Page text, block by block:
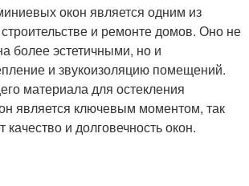
окон является одним из
и ремонте домов. Оно не
более эстетичными, но и
и звукоизоляцию помещений.
материала для остекления
является ключевым моментом, так
качество и долговечность окон.